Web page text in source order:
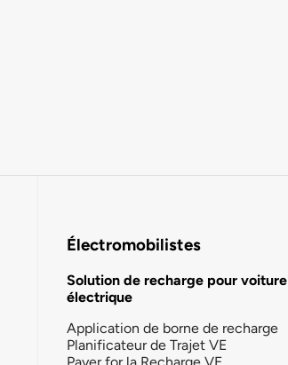
Électromobilistes
Solution de recharge pour voiture
électrique
Application de borne de recharge
Planificateur de Trajet VE